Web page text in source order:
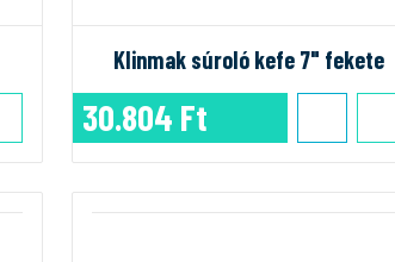
Klinmak súroló kefe 7" fekete
30.804 Ft